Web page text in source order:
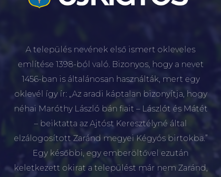
A település nevének első ismert okleveles
említése 1398-ból való. Bizonyos, hogy a nevet
1456-ban is általánosan használták, mert egy
oklevél így ír: „Az aradi káptalan bizonyítja, hogy
néhai Maróthy László bán fiait – Lászlót és Mátét
– beiktatta az Ajtóst Keresztélyné által
elzálogosított Zaránd megyei Kégyós birtokba.”
Egy későbbi, egy emberöltővel ezután
keletkezett okirat a települést már nem Zaránd,